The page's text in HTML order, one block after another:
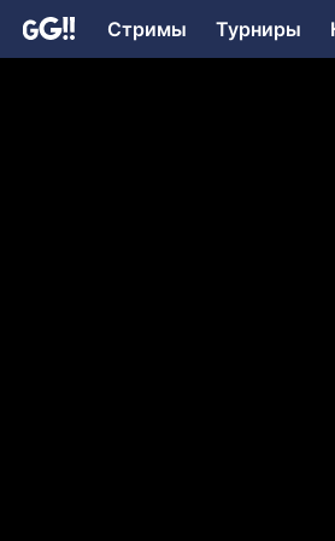
Стримы Турниры